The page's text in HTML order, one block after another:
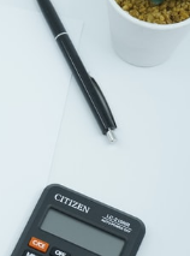
в базу под мойку
(врезанная в дно